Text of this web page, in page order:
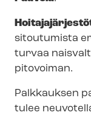
sitoutumista
turvaa
pitovoiman.
Palkkauksen
tulee